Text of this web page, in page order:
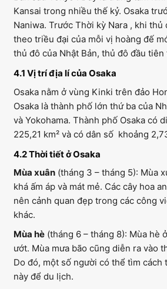
Kansai trong nhiều thế kỷ. Osaka
Naniwa. Trước Thời kỳ Nara , khi
theo triều đại của mỗi vị hoàng đế
thủ đô của Nhật Bản, thủ đô đầu
4.1 Vị trí địa lí của Osaka
Osaka nằm ở vùng Kinki trên đảo
Osaka là thành phố lớn thứ ba của
và Yokohama. Thành phố Osaka có
225,21 km² và có dân số khoảng
4.2 Thời tiết ở Osaka
Mùa xuân (tháng 3 – tháng 5): Mùa
khá ấm áp và mát mẻ. Các cây hoa
nên cảnh quan đẹp trong các công
khác.
Mùa hè (tháng 6 – tháng 8): Mùa hè
ướt. Mùa mưa bão cũng diễn ra vào
Do đó, một số người có thể tìm cách
này để du lịch.